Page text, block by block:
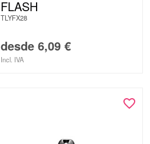
FLASH
TLYFX28
desde 6,09 €
Incl. IVA